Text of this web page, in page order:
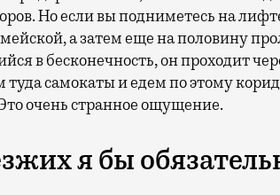
Но если вы подниметесь на
а затем еще на половину
в бесконечность, он проходит
самокаты и едем по этому
очень странное ощущение.
я бы